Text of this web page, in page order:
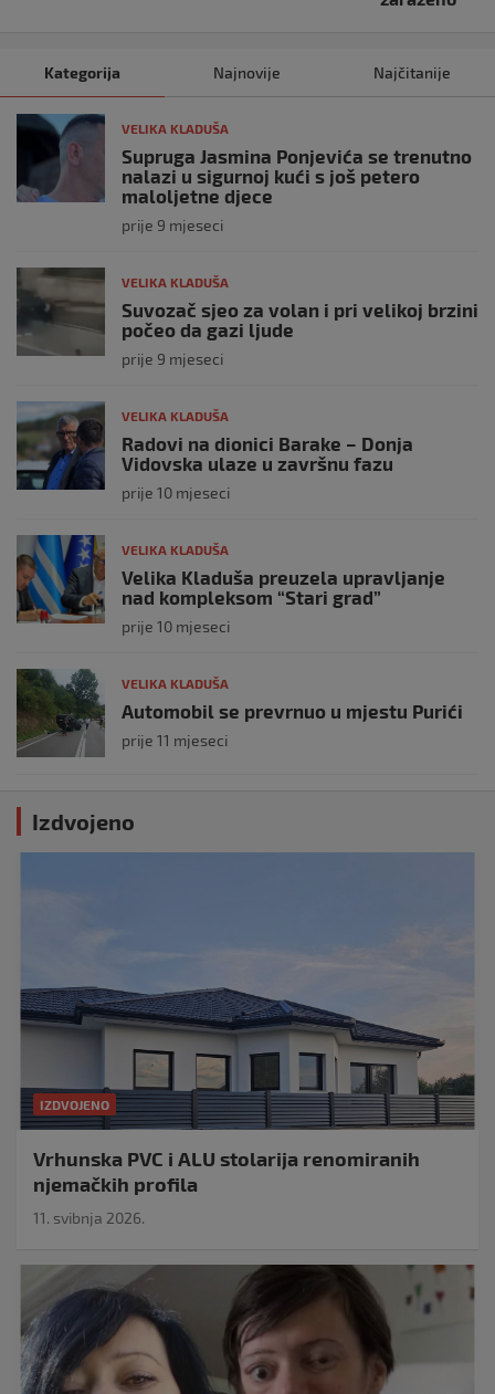
Kategorija Najnovije Najčitanije
VELIKA KLADUŠA
Supruga Jasmina Ponjevića se trenutno
nalazi u sigurnoj kući s još petero
maloljetne djece
prije 9 mjeseci
VELIKA KLADUŠA
Suvozač sjeo za volan i pri velikoj brzini
počeo da gazi ljude
prije 9 mjeseci
VELIKA KLADUŠA
Radovi na dionici Barake – Donja
Vidovska ulaze u završnu fazu
prije 10 mjeseci
VELIKA KLADUŠA
Velika Kladuša preuzela upravljanje
nad kompleksom “Stari grad”
prije 10 mjeseci
VELIKA KLADUŠA
Automobil se prevrnuo u mjestu Purići
prije 11 mjeseci
Izdvojeno
IZDVOJENO
Vrhunska PVC i ALU stolarija renomiranih
njemačkih profila
11. svibnja 2026.